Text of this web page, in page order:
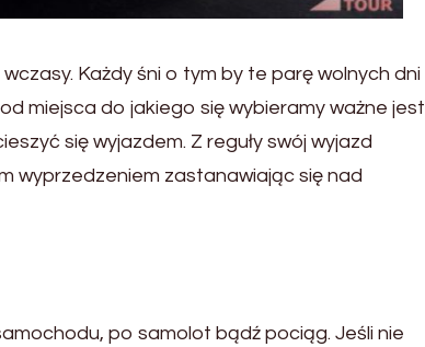
Każdy śni o tym by te parę wolnych dni
miejsca do jakiego się wybieramy ważne jest
się wyjazdem. Z reguły swój wyjazd
wyprzedzeniem zastanawiając się nad
po samolot bądź pociąg. Jeśli nie